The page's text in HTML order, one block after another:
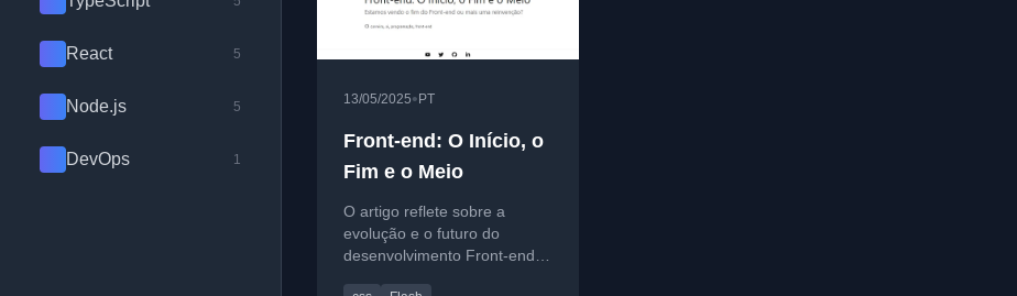
React 5
Node.js 5
DevOps 1
13/05/2025• PT
Front-end: O Início, o
Fim e o Meio
O artigo reflete sobre a
evolução e o futuro do
desenvolvimento Front-end,